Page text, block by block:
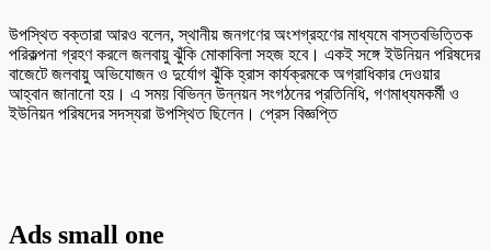
উপস্থিত বক্তারা আরও বলেন, স্থানীয় জনগণের অংশগ্রহণের মাধ্যমে বাস্তবভিত্তিক
পরিকল্পনা গ্রহণ করলে জলবায়ু ঝুঁকি মোকাবিলা সহজ হবে। একই সঙ্গে ইউনিয়ন পরিষদের
বাজেটে জলবায়ু অভিযোজন ও দুর্যোগ ঝুঁকি হ্রাস কার্যক্রমকে অগ্রাধিকার দেওয়ার
আহ্বান জানানো হয়। এ সময় বিভিন্ন উন্নয়ন সংগঠনের প্রতিনিধি, গণমাধ্যমকর্মী ও
ইউনিয়ন পরিষদের সদস্যরা উপস্থিত ছিলেন। প্রেস বিজ্ঞপ্তি
Ads small one